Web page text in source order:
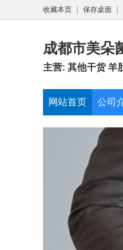
收藏本页 保存桌面
成都市美朵
主营: 其他干货 羊
网站首页 公司